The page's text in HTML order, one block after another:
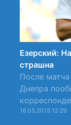
Езерский:
страшна
После
Днепра
16.05.2015 12:29